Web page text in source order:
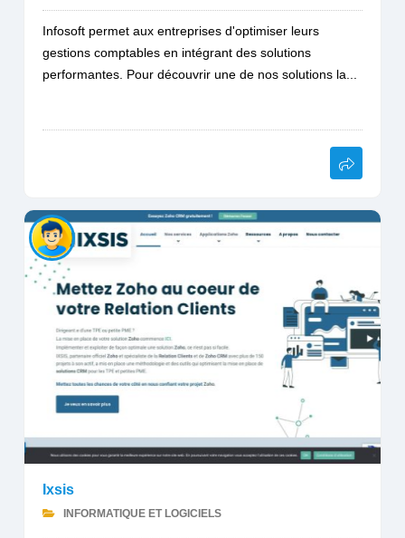
Infosoft permet aux entreprises d'optimiser leurs
gestions comptables en intégrant des solutions
performantes. Pour découvrir une de nos solutions la...
Ixsis
INFORMATIQUE ET LOGICIELS